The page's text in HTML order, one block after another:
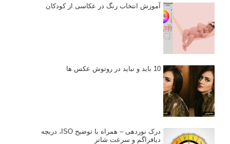
آموزش انتخاب رنگ در عکاسی از کودکان
10 باید و نباید در روتوش عکس ها
درک نوردهی – همراه با توضیح ISO، دریچه
دیافراگم و سرعت شاتر